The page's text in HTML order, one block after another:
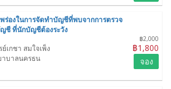
ร่องในการจัดทำบัญชีที่พบจากการตรวจ
ชี ที่นักบัญชีต้องระวัง
฿2,000
฿1,800
ย์เกชา สมใจเพ็ง
าบาลนครธน
จอง